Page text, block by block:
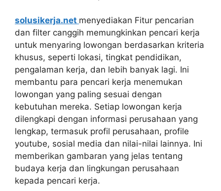
solusikerja.net menyediakan Fitur pencarian
dan filter canggih memungkinkan pencari kerja
untuk menyaring lowongan berdasarkan kriteria
khusus, seperti lokasi, tingkat pendidikan,
pengalaman kerja, dan lebih banyak lagi. Ini
membantu para pencari kerja menemukan
lowongan yang paling sesuai dengan
kebutuhan mereka. Setiap lowongan kerja
dilengkapi dengan informasi perusahaan yang
lengkap, termasuk profil perusahaan, profile
youtube, sosial media dan nilai-nilai lainnya. Ini
memberikan gambaran yang jelas tentang
budaya kerja dan lingkungan perusahaan
kepada pencari kerja.